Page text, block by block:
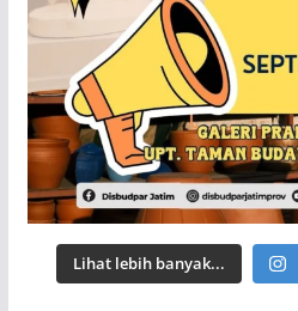
Lihat lebih banyak...